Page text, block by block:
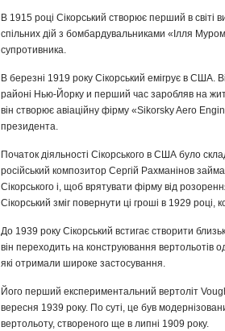
В 1915 році Сікорський створює перший в
спільних дій з бомбардувальниками «Ілля
супротивника.
В березні 1919 року Сікорський емігрує в США.
районі Нью-Йорку и перший час заробляв на
він створює авіаційну фірму «Sikorsky Aero
президента.
Початок діяльності Сікорського в США було
російський композитор Сергій Рахманінов
Сікорського і, щоб врятувати фірму від
Сікорський зміг повернути ці гроші в 1929
До 1939 року Сікорський встигає створити
він переходить на конструювання вертольотів
які отримали широке застосування.
Його перший експериментальний вертоліт
вересня 1939 року. По суті, це був
вертольоту, створеного ще в липні 1909 року.